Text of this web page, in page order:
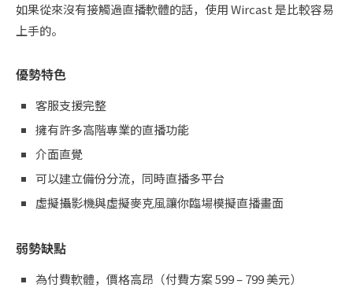
如果從來沒有接觸過直播軟體的話，使用 Wircast 是比較容易
上手的。
優勢特色
客服支援完整
擁有許多高階專業的直播功能
介面直覺
可以建立備份分流，同時直播多平台
虛擬攝影機與虛擬麥克風讓你臨場模擬直播畫面
弱勢缺點
為付費軟體，價格高昂（付費方案 599 – 799 美元）